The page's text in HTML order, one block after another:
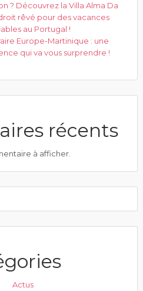
? Découvrez la Villa Alma Da
rêvé pour des vacances
au Portugal !
Europe-Martinique : une
qui va vous surprendre !
récents
à afficher.
Actus